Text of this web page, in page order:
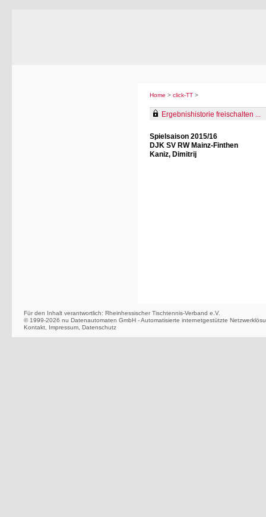
Home > click-TT >
Ergebnishistorie freischalten ...
Spielsaison 2015/16
DJK SV RW Mainz-Finthen
Kaniz, Dimitrij
Für den Inhalt verantwortlich: Rheinhessischer Tischtennis-Verband e.V.
© 1999-2026 nu Datenautomaten GmbH - Automatisierte internetgestützte
Kontakt
Impressum Datenschutz